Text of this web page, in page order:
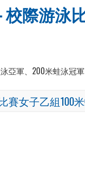
際游泳
亞軍、200米蛙泳冠
女子乙組100